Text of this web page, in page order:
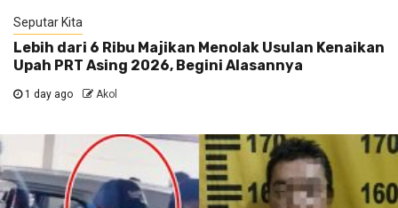
Seputar Kita
Lebih dari 6 Ribu Majikan Menolak Usulan Kenaikan
Upah PRT Asing 2026, Begini Alasannya
1 day ago Akol